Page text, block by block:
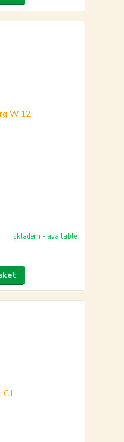
skladem - available